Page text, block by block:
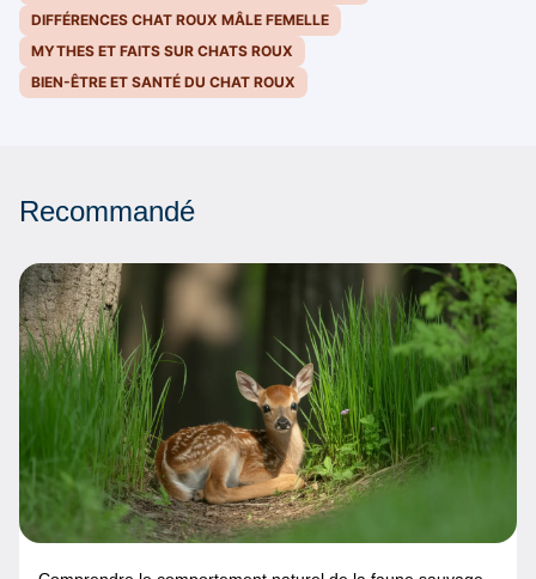
DIFFÉRENCES CHAT ROUX MÂLE FEMELLE
MYTHES ET FAITS SUR CHATS ROUX
BIEN-ÊTRE ET SANTÉ DU CHAT ROUX
Recommandé